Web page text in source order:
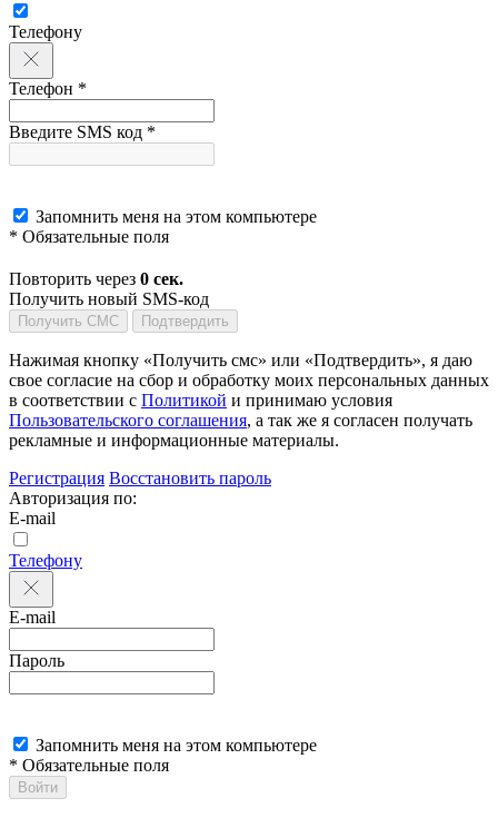
Телефону
Телефон *
Введите SMS код *
Запомнить меня на этом компьютере
* Обязательные поля
Повторить через 0 сек.
Получить новый SMS-код
Получить СМС Подтвердить
Нажимая кнопку «Получить смс» или «Подтвердить», я даю
свое согласие на сбор и обработку моих персональных данных
в соответствии с Политикой и принимаю условия
Пользовательского соглашения, а так же я согласен получать
рекламные и информационные материалы.
Регистрация Восстановить пароль
Авторизация по:
E-mail
Телефону
E-mail
Пароль
Запомнить меня на этом компьютере
* Обязательные поля
Войти